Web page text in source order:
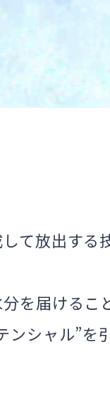
て放出する
を届けるこ
ンシャル”を